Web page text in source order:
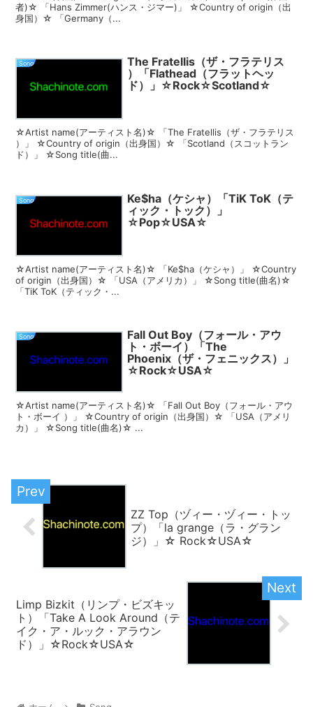
者)☆ 「Hans Zimmer(ハンス・ジマー)」 ☆Country of origin（出
身国）☆ 「Germany（...
Song
The Fratellis（ザ・フラテリス
）「Flathead（フラットヘッ
ド）」☆Rock☆Scotland☆
☆Artist name(アーティスト名)☆ 「The Fratellis（ザ・フラテリス
）」 ☆Country of origin（出身国）☆ 「Scotland（スコットラン
ド）」 ☆Song title(曲...
Song
Ke$ha（ケシャ）「TiK ToK（テ
ィック・トック）」
☆Pop☆USA☆
☆Artist name(アーティスト名)☆ 「Ke$ha（ケシャ）」 ☆Country
of origin（出身国）☆ 「USA（アメリカ）」 ☆Song title(曲名)☆
「TiK ToK（ティック・...
Song
Fall Out Boy（フォール・アウ
ト・ボーイ）「The
Phoenix（ザ・フェニックス）」
☆Rock☆USA☆
☆Artist name(アーティスト名)☆ 「Fall Out Boy（フォール・アウ
ト・ボーイ ）」 ☆Country of origin（出身国）☆ 「USA（アメリ
カ）」 ☆Song title(曲名)☆ ...
ZZ Top（ヅィー・ヅィー・トッ
プ）「la grange（ラ・グラン
ジ）」☆ Rock☆USA☆
Limp Bizkit（リンプ・ビズキッ
ト）「Take A Look Around（テ
イク・ア・ルック・アラウン
ド）」☆Rock☆USA☆